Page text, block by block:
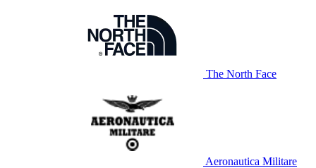
The North Face
Aeronautica Militare